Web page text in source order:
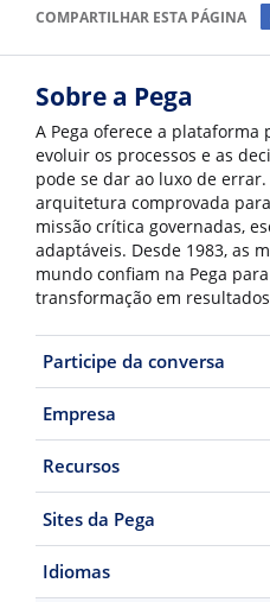
COMPARTILHAR ESTA PÁGINA
Sobre a Pega
A Pega oferece a plataforma
evoluir os processos e as
pode se dar ao luxo de
arquitetura comprovada
missão crítica governadas,
adaptáveis. Desde 1983, as
mundo confiam na Pega
transformação em
Participe da conversa
Empresa
Recursos
Sites da Pega
Idiomas